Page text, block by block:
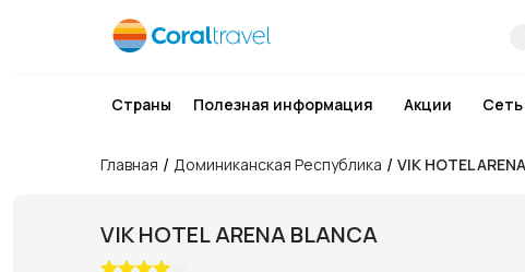
Страны Полезная информация Акции
Главная / Доминиканская Республика / VIK HOTEL
VIK HOTEL ARENA BLANCA